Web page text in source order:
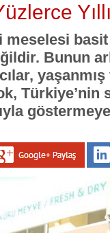
meselesi
Bunun
Türkiye’nin